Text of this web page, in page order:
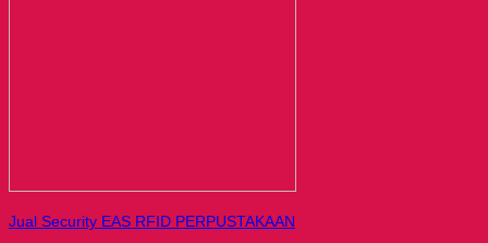
Jual Security EAS RFID PERPUSTAKAAN